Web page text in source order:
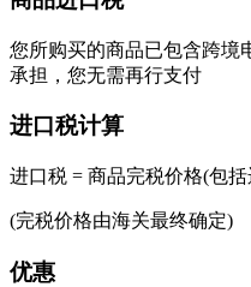
您所购买的商品已包含跨境
承担，您无需再行支付
进口税计算
进口税 = 商品完税价格(包
(完税价格由海关最终确定)
优惠